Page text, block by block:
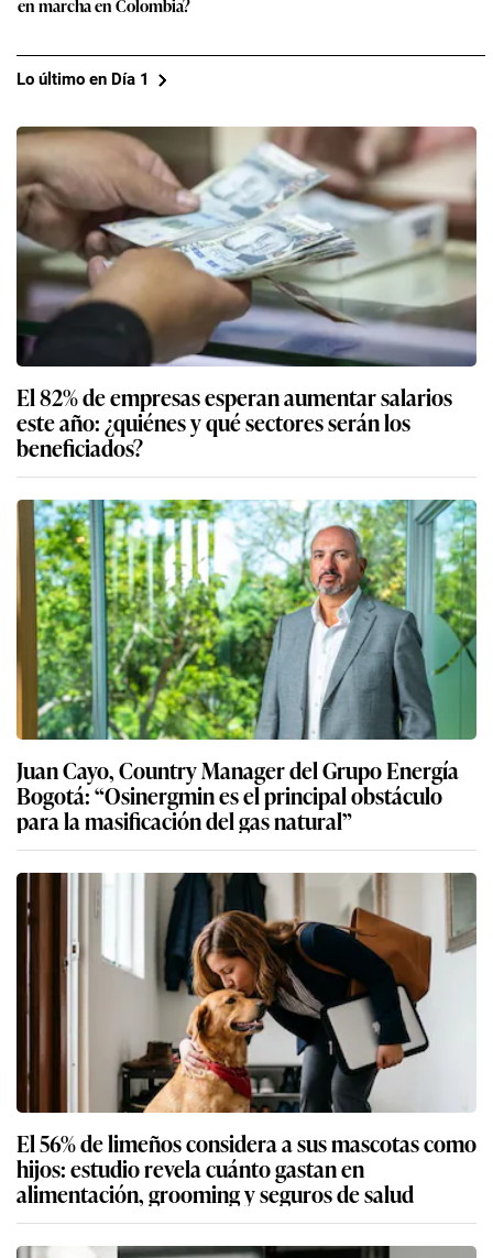
Lo último en Día 1
El 82% de empresas esperan aumentar salarios
este año: ¿quiénes y qué sectores serán los
beneficiados?
Juan Cayo, Country Manager del Grupo Energía
Bogotá: “Osinergmin es el principal obstáculo
para la masificación del gas natural”
El 56% de limeños considera a sus mascotas como
hijos: estudio revela cuánto gastan en
alimentación, grooming y seguros de salud